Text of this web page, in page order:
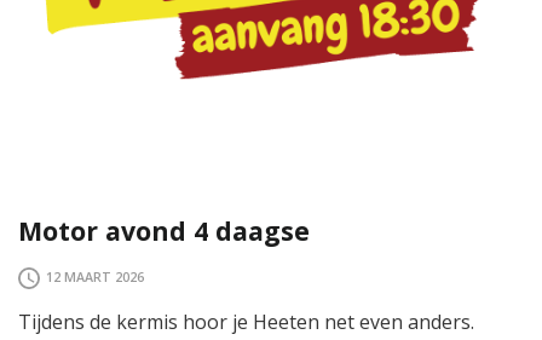
Motor avond 4 daagse
12 MAART 2026
Tijdens de kermis hoor je Heeten net even anders.